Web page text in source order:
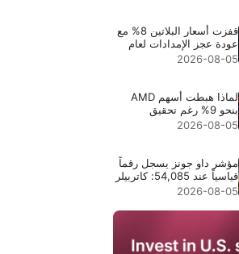
قفزت أسعار البلاتين 8% مع
عودة عجز الإمدادات لعام
2026 إلى دائرة الاهتمام
2026-08-05
لماذا هبطت أسهم AMD
بنحو 9% رغم تحقيق
إيرادات قياسية بقيمة
2026-08-05
مؤشر داو جونز يسجل رقماً
قياسياً عند 54,085: كاتربيلر
قادت الارتفاع في النقاط،
موجة الصعود
2026-08-05